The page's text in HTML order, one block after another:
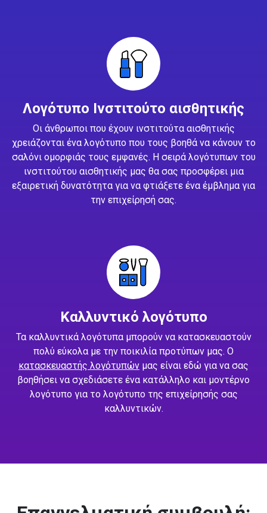
Λογότυπο Ινστιτούτο αισθητικής
Οι άνθρωποι που έχουν ινστιτούτα αισθητικής
χρειάζονται ένα λογότυπο που τους βοηθά να κάνουν το
σαλόνι ομορφιάς τους εμφανές. Η σειρά λογότυπων του
ινστιτούτου αισθητικής μας θα σας προσφέρει μια
εξαιρετική δυνατότητα για να φτιάξετε ένα έμβλημα για
την επιχείρησή σας.
Καλλυντικό λογότυπο
Τα καλλυντικά λογότυπα μπορούν να κατασκευαστούν
πολύ εύκολα με την ποικιλία προτύπων μας. Ο
κατασκευαστής λογότυπών μας είναι εδώ για να σας
βοηθήσει να σχεδιάσετε ένα κατάλληλο και μοντέρνο
λογότυπο για το λογότυπο της επιχείρησής σας
καλλυντικών.